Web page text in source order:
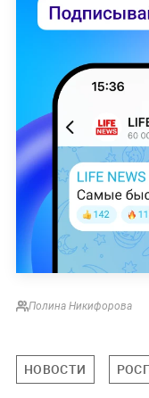
Полина Никифорова
НОВОСТИ